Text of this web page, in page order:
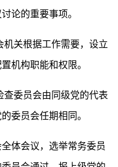
论的重要事项。
机关根据工作需要，设立
机构职能和权限。
查委员会由同级党的代表
委员会任期相同。
体会议，选举常务委员